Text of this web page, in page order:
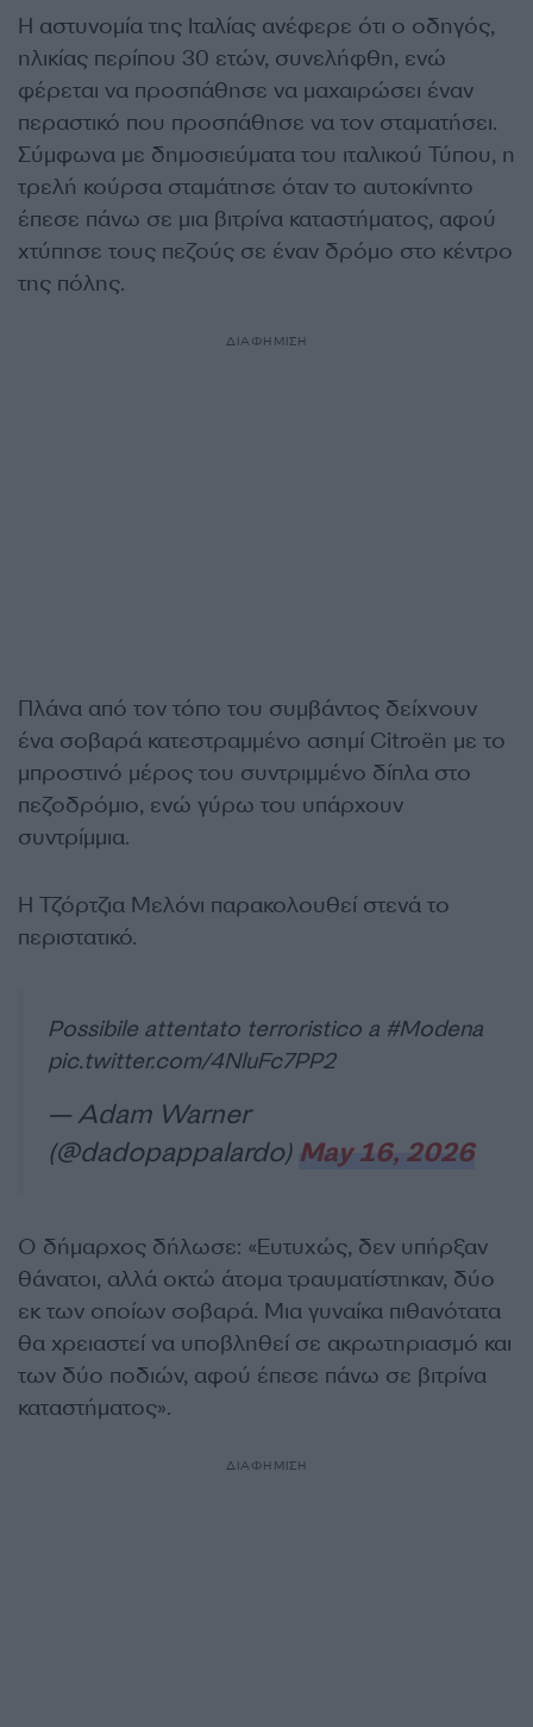
Η αστυνομία της Ιταλίας ανέφερε ότι ο οδηγός,
ηλικίας περίπου 30 ετών, συνελήφθη, ενώ
φέρεται να προσπάθησε να μαχαιρώσει έναν
περαστικό που προσπάθησε να τον σταματήσει.
Σύμφωνα με δημοσιεύματα του ιταλικού Τύπου, η
τρελή κούρσα σταμάτησε όταν το αυτοκίνητο
έπεσε πάνω σε μια βιτρίνα καταστήματος, αφού
χτύπησε τους πεζούς σε έναν δρόμο στο κέντρο
της πόλης.
ΔΙΑΦΗΜΙΣΗ
Πλάνα από τον τόπο του συμβάντος δείχνουν
ένα σοβαρά κατεστραμμένο ασημί Citroën με το
μπροστινό μέρος του συντριμμένο δίπλα στο
πεζοδρόμιο, ενώ γύρω του υπάρχουν
συντρίμμια.
Η Τζόρτζια Μελόνι παρακολουθεί στενά το
περιστατικό.
Possibile attentato terroristico a #Modena
pic.twitter.com/4NluFc7PP2
— Adam Warner
(@dadopappalardo) May 16, 2026
Ο δήμαρχος δήλωσε: «Ευτυχώς, δεν υπήρξαν
θάνατοι, αλλά οκτώ άτομα τραυματίστηκαν, δύο
εκ των οποίων σοβαρά. Μια γυναίκα πιθανότατα
θα χρειαστεί να υποβληθεί σε ακρωτηριασμό και
των δύο ποδιών, αφού έπεσε πάνω σε βιτρίνα
καταστήματος».
ΔΙΑΦΗΜΙΣΗ